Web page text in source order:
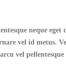
neque
vel id metus.
vel